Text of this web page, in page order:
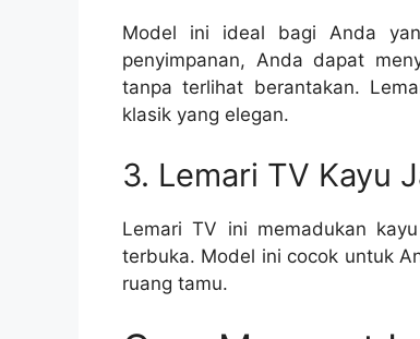
Model ini ideal bagi Anda
penyimpanan, Anda dapat
tanpa terlihat berantakan.
klasik yang elegan.
3. Lemari TV Kayu
Lemari TV ini memadukan
terbuka. Model ini cocok untuk
ruang tamu.